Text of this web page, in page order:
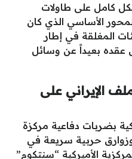
كامل على طاولات
الأساسي الذي كان
المغلقة في إطار
عقده بعيداً عن وسائل
الإيراني على
بضربات دفاعية مركزة
حربية سريعة في
الأميركية “سنتكوم”